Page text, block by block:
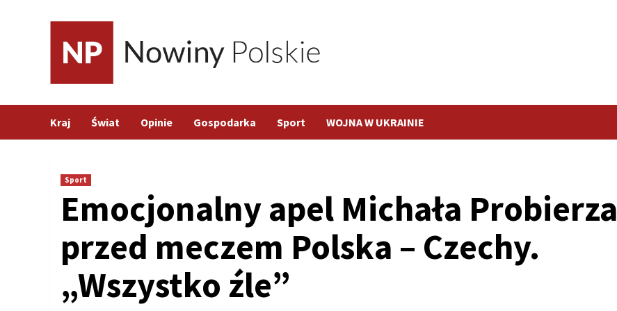
Kraj Świat Opinie Gospodarka Sport WOJNA W UKRAINIE
Sport
Emocjonalny apel Michała Probierza
przed meczem Polska – Czechy.
„Wszystko źle”